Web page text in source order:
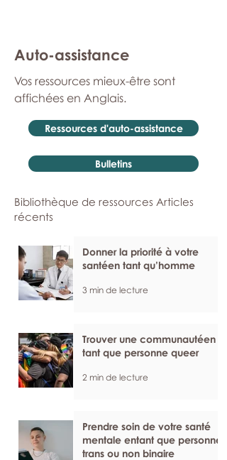
Auto-assistance
Vos ressources mieux-être sont
affichées en Anglais.
Ressources d'auto-assistance
Bulletins
Bibliothèque de ressources Articles
récents
Donner la priorité à votre
santéen tant qu’homme
3 min de lecture
Trouver une communautéen
tant que personne queer
2 min de lecture
Prendre soin de votre santé
mentale entant que personne
trans ou non binaire